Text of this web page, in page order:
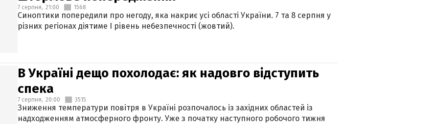
7 серпня, 21:00 1568
Синоптики попередили про негоду, яка накриє усі області України. 7 та 8 серпня у
різних регіонах діятиме І рівень небезпечності (жовтий).
В Україні дещо похолодає: як надовго відступить
спека
7 серпня, 20:00 3515
Зниження температури повітря в Україні розпочалось із західних областей із
надходженням атмосферного фронту. Уже з початку наступного робочого тижня